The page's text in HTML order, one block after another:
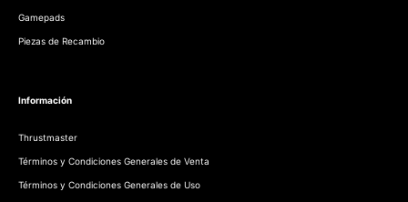
Gamepads
Piezas de Recambio
Información
Thrustmaster
Términos y Condiciones Generales de Venta
Términos y Condiciones Generales de Uso